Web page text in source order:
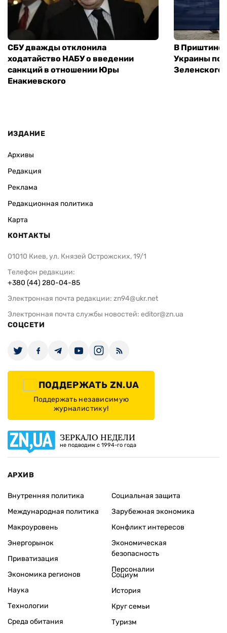
СБУ дважды отклонила
ходатайство НАБУ о введении
санкций в отношении Юры
Енакиевского
В Приштине
Украины
Зеленского
ИЗДАНИЕ
Архивы
Редакция
Реклама
Редакционная политика
Карта
КОНТАКТЫ
01010 Киев, ул. Князей Острожских, 19/1
Телефон редакции:
+380 (44) 280-04-85
Электронная почта редакции: zn94@ukr.net
Электронная почта службы новостей: editor@zn.ua
СОЦСЕТИ
ПОДДЕРЖАТЬ ZN.UA
Поддержать независимую
журналистику!
ЗЕРКАЛО НЕДЕЛИ
не подводим с 1994-го года
АРХИВ
Внутренняя политика
Международная политика
Макроуровень
Энергорынок
Приватизация
Экономика регионов
Социальная защита
Зарубежная экономика
Конфликт интересов
Экономическая
безопасность
Персоналии
Наука
Технологии
Среда обитания
Социум
История
Круг семьи
Туризм